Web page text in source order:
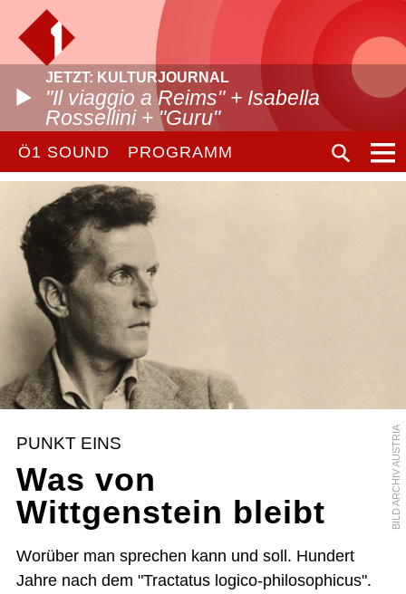
JETZT: KULTURJOURNAL
"Il viaggio a Reims" + Isabella
Rossellini + "Guru"
Ö1 SOUND PROGRAMM
BILD ARCHIV AUSTRIA
PUNKT EINS
Was von
Wittgenstein bleibt
Worüber man sprechen kann und soll. Hundert
Jahre nach dem "Tractatus logico-philosophicus".